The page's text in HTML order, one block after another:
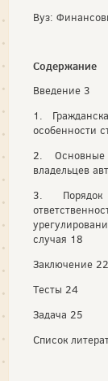
Вуз:
Содержание
Введение 3
1.
особенности
2. Основные
владельцев
3. Порядок
случая 18
Заключение 22
Тесты 24
Задача 25
Список